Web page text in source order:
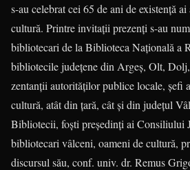
s-au celebrat cei 65 de ani de existență
cultură. Printre invitații prezenți s-au
bibliotecari de la Biblioteca Națională a
bibliotecile județene din Argeș, Olt,
zentanții autorităților publice locale, șefi
cultură, atât din țară, cât și din județul
Bibliotecii, foști președinți ai Consiliului
bibliotecari vâlceni, oameni de cultură,
discursul său, conf. univ. dr. Remus